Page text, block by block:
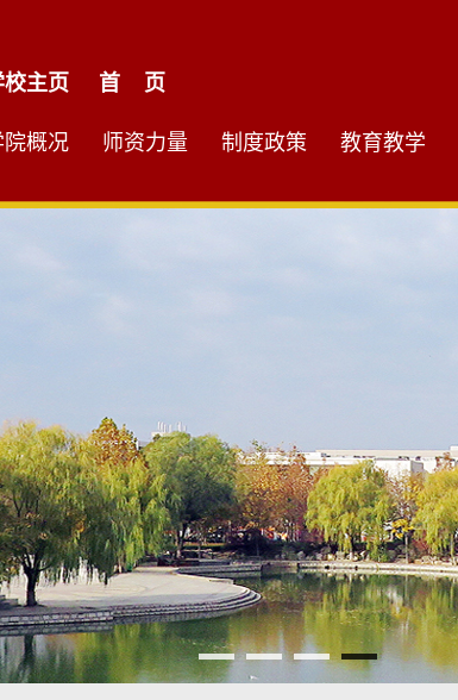
主页 首 页
院概况 师资力量 制度政策 教育教学